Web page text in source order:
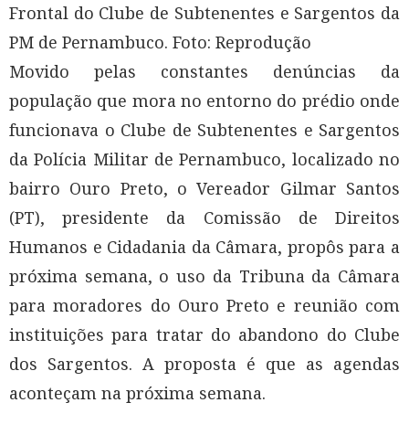
Frontal do Clube de Subtenentes e Sargentos da
PM de Pernambuco. Foto: Reprodução
Movido pelas constantes denúncias da
população que mora no entorno do prédio onde
funcionava o Clube de Subtenentes e Sargentos
da Polícia Militar de Pernambuco, localizado no
bairro Ouro Preto, o Vereador Gilmar Santos
(PT), presidente da Comissão de Direitos
Humanos e Cidadania da Câmara, propôs para a
próxima semana, o uso da Tribuna da Câmara
para moradores do Ouro Preto e reunião com
instituições para tratar do abandono do Clube
dos Sargentos. A proposta é que as agendas
aconteçam na próxima semana.